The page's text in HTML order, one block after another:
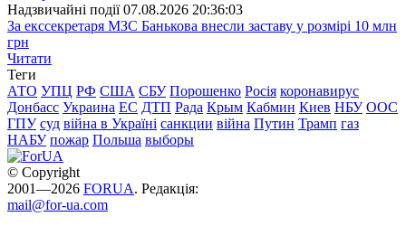
Надзвичайні події 07.08.2026 20:36:03
За екссекретаря МЗС Банькова внесли заставу у розмірі 10 млн
грн
Читати
Теги
АТО УПЦ РФ США СБУ Порошенко Росія коронавирус
Донбасс Украина ЕС ДТП Рада Крым Кабмин Киев НБУ ООС
ГПУ суд війна в Україні санкции війна Путин Трамп газ
НАБУ пожар Польша выборы
© Copyright
2001—2026 FORUA. Редакція:
mail@for-ua.com